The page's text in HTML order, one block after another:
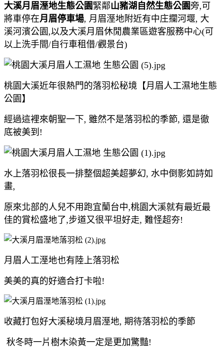
大溪月眉溼地生態公園 緊鄰山豬湖自然生態公園 旁,可
將車停在月眉停車場, 月眉溼地附近有中庄攔河堰, 大
溪河濱公園,以及大溪月眉休閒農業區遊客服務中心(可
以上洗手間/自行車租借/觀景台)
桃園大溪近年很熱門的落羽松秘境【月眉人工濕地生態
公園】
經過這裡來朝聖一下, 雖然不是落羽松的季節, 還是徹
底被美到!
水上落羽松很長一排整個超美超夢幻, 水中倒影如詩如
畫,
原來北部的人兒不用跑宜蘭台中,桃園大溪就有最近最
佳的賞松盛地了,步道又很平坦好走, 難怪超夯!
月眉人工溼地也有陸上落羽松
美美的真的好適合打卡啦!
收藏打包好大溪秘境月眉溼地, 期待落羽松的季節
秋冬時一片樹木染黃一定是更加驚豔!